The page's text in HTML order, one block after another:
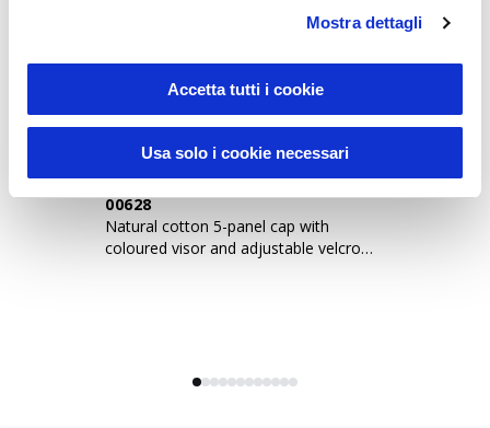
Mostra dettagli
Accetta tutti i cookie
Usa solo i cookie necessari
00628
Natural cotton 5-panel cap with
coloured visor and adjustable velcro